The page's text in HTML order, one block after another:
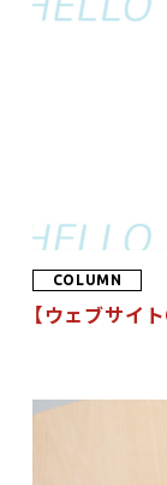
COLUMN
【ウェブサイ